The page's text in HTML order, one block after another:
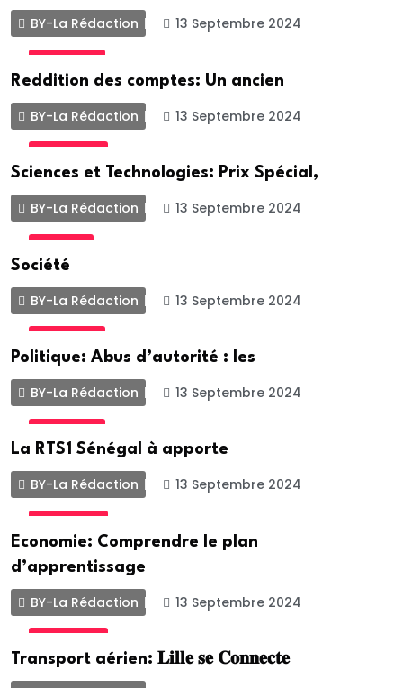
BY-La Rédaction 13 Septembre 2024
Reddition des comptes: Un ancien
BY-La Rédaction 13 Septembre 2024
Sciences et Technologies: Prix Spécial,
BY-La Rédaction 13 Septembre 2024
Société
BY-La Rédaction 13 Septembre 2024
Politique: Abus d’autorité : les
BY-La Rédaction 13 Septembre 2024
La RTS1 Sénégal à apporte
BY-La Rédaction 13 Septembre 2024
Economie: Comprendre le plan
d’apprentissage
BY-La Rédaction 13 Septembre 2024
Transport aérien: 𝐋𝐢𝐥𝐥𝐞 𝐬𝐞 𝐂𝐨𝐧𝐧𝐞𝐜𝐭𝐞